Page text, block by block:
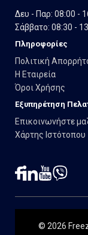
Δευ - Παρ: 08:00 -
Σάββατο: 08:30 -
Πληροφορίες
Πολιτική
Η Εταιρεία
Όροι Χρήσης
Εξυπηρέτηση
Επικοινωνήστε
Χάρτης Ιστότοπου
© 2026